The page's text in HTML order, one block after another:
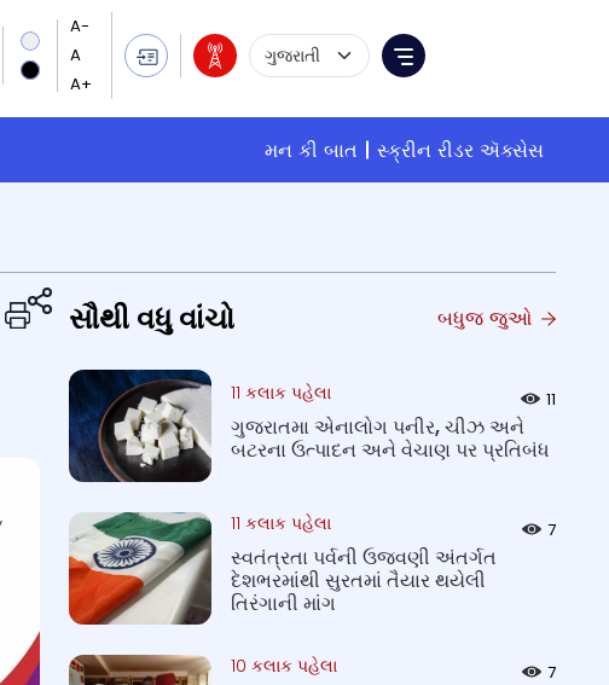
Language Selection
Menu
મન કી બાત
સ્ક્રીન રીડર ઍક્સેસ
સૌથી વધુ વાંચો બધુજ જુઓ
11 કલાક પહેલા 11
ગુજરાતમા એનાલોગ પનીર, ચીઝ અને
બટરના ઉત્પાદન અને વેચાણ પર પ્રતિબંધ
11 કલાક પહેલા 7
સ્વતંત્રતા પર્વની ઉજવણી અંતર્ગત
દેશભરમાંથી સુરતમાં તૈયાર થયેલી
તિરંગાની માંગ
10 કલાક પહેલા 7